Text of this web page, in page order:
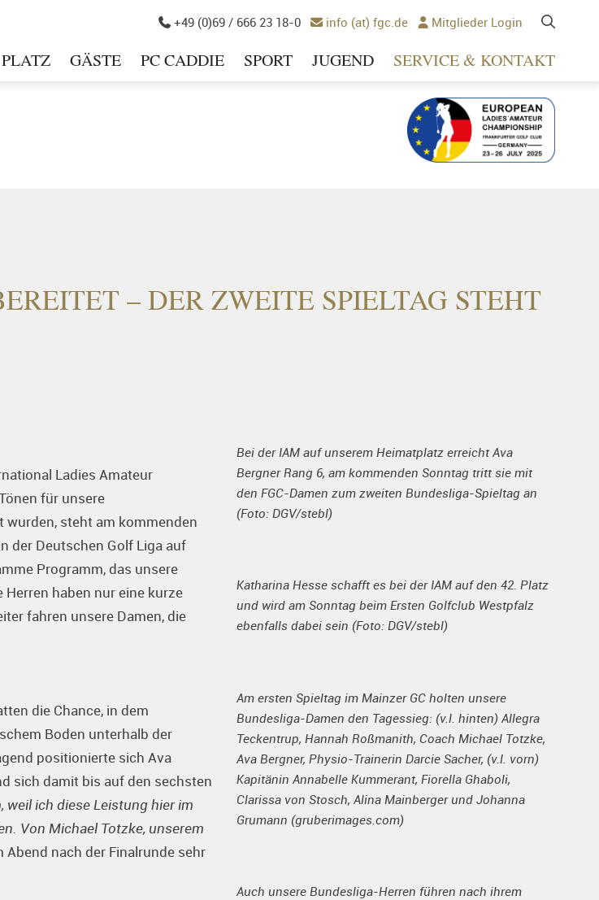
 +49 (0)69 / 666 23 18-0  info (at) fgc.de  Mitglieder Login
PLATZ GÄSTE PC CADDIE SPORT JUGEND SERVICE & KONTAKT
– DER ZWEITE SPIELTAG STEHT
Ladies Amateur
für unsere
steht am kommenden
der Deutschen Golf Liga auf
Programm, das unsere
haben nur eine kurze
fahren unsere Damen, die
die Chance, in dem
Boden unterhalb der
positionierte sich Ava
sich damit bis auf den sechsten
weil ich diese Leistung hier im
Von Michael Totzke, unserem
Abend nach der Finalrunde sehr
Bei der IAM auf unserem Heimatplatz erreicht Ava
Bergner Rang 6, am kommenden Sonntag tritt sie mit
den FGC-Damen zum zweiten Bundesliga-Spieltag an
(Foto: DGV/stebl)
Katharina Hesse schafft es bei der IAM auf den 42. Platz
und wird am Sonntag beim Ersten Golfclub Westpfalz
ebenfalls dabei sein (Foto: DGV/stebl)
Am ersten Spieltag im Mainzer GC holten unsere
Bundesliga-Damen den Tagessieg: (v.l. hinten) Allegra
Teckentrup, Hannah Roßmanith, Coach Michael Totzke,
Ava Bergner, Physio-Trainerin Darcie Sacher, (v.l. vorn)
Kapitänin Annabelle Kummerant, Fiorella Ghaboli,
Clarissa von Stosch, Alina Mainberger und Johanna
Grumann (gruberimages.com)
Auch unsere Bundesliga-Herren führen nach ihrem